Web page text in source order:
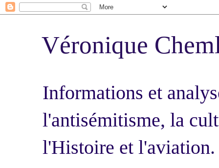
Véronique
Informations et
l'antisémitisme, la
l'Histoire et l'aviation.